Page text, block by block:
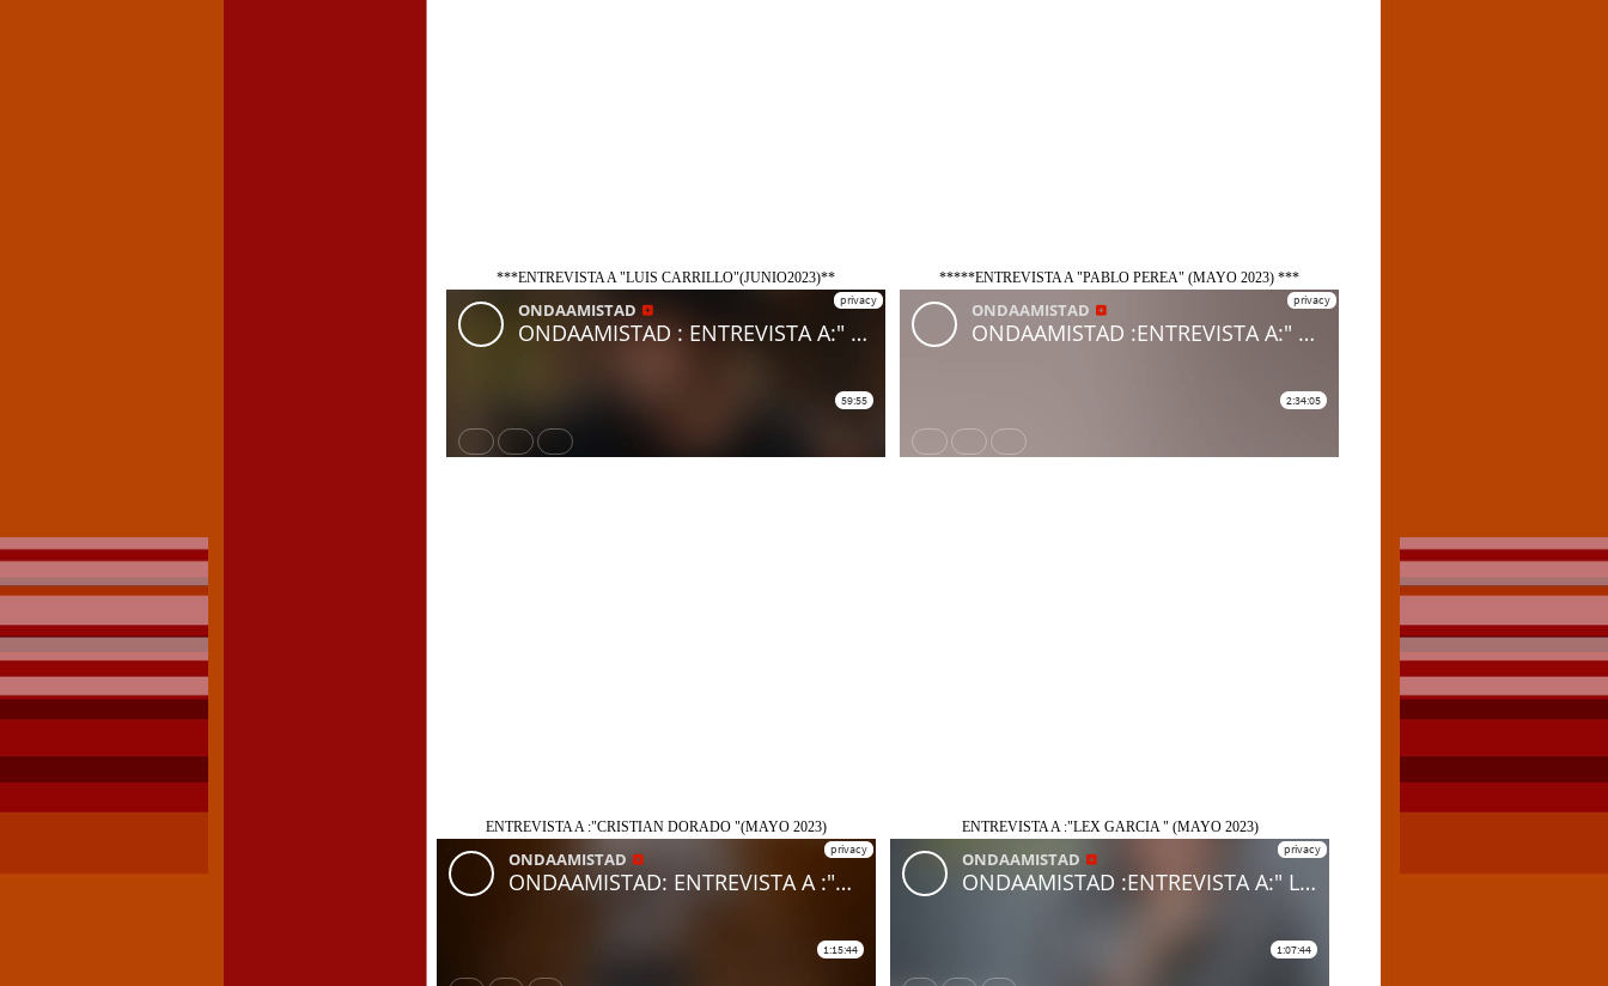
***ENTREVISTA A "LUIS CARRILLO"(JUNIO2023)** *****ENTREVISTA A "PABLO PEREA" (MAYO 2023) ***
ENTREVISTA A :"CRISTIAN DORADO "(MAYO 2023) ENTREVISTA A :"LEX GARCIA " (MAYO 2023)